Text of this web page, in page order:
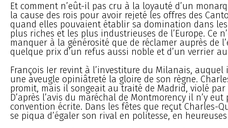
Et comment n’eût-il pas cru à la loyauté d’un
la cause des rois pour avoir rejeté les offres des
quand elles pouvaient établir sa domination dans
plus riches et les plus industrieuses de l’Europe. Ce
manquer à la générosité que de réclamer auprès de
quelque prix d’un refus aussi noble et d’un verrier
François Ier revint à l’investiture du Milanais,
une aveugle opiniâtreté la gloire de son règne.
promit, mais il songeait au traité de Madrid, violé par
D’après l’avis du maréchal de Montmorency il n’y
convention écrite. Dans les fêtes que reçut Charles-
se piqua d’égaler son rival en politesse, en